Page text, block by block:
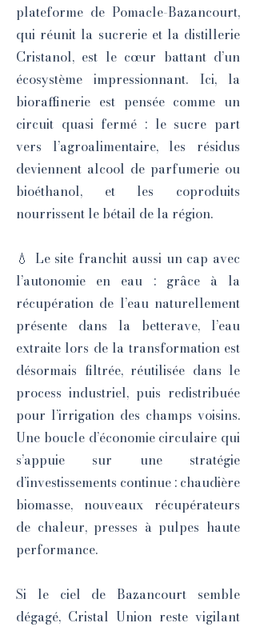
plateforme de Pomacle-Bazancourt,
qui réunit la sucrerie et la distillerie
Cristanol, est le cœur battant d’un
écosystème impressionnant. Ici, la
bioraffinerie est pensée comme un
circuit quasi fermé : le sucre part
vers l’agroalimentaire, les résidus
deviennent alcool de parfumerie ou
bioéthanol, et les coproduits
nourrissent le bétail de la région.
💧 Le site franchit aussi un cap avec
l’autonomie en eau : grâce à la
récupération de l’eau naturellement
présente dans la betterave, l’eau
extraite lors de la transformation est
désormais filtrée, réutilisée dans le
process industriel, puis redistribuée
pour l’irrigation des champs voisins.
Une boucle d’économie circulaire qui
s’appuie sur une stratégie
d’investissements continue : chaudière
biomasse, nouveaux récupérateurs
de chaleur, presses à pulpes haute
performance.
Si le ciel de Bazancourt semble
dégagé, Cristal Union reste vigilant